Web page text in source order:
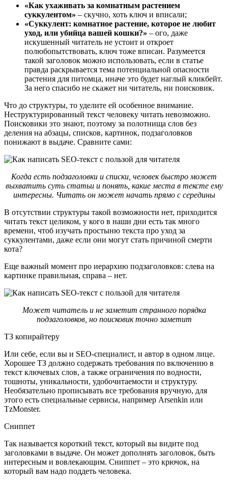
«Как ухаживать за комнатным растением
суккулентом» – скучно, хоть ключ и вписали;
«Суккулент: комнатное растение, которое не любит
уход, или убийца вашей кошки?» – ого, даже
искушенный читатель не устоит и откроет
полюбопытствовать, ключ тоже вписан. Разумеется
такой заголовок можно использовать, если в статье
правда раскрывается тема потенциальной опасности
растения для питомца, иначе это будет наглый кликбейт.
За него спасибо не скажет ни читатель, ни поисковик.
Что до структуры, то уделите ей особенное внимание.
Неструктурированный текст человеку читать невозможно.
Поисковики это знают, поэтому за полотнища слов без
деления на абзацы, списков, картинок, подзаголовков
понижают в выдаче. Сравните сами:
Когда есть подзаголовки и списки, человек быстро может
выхватить суть статьи и понять, какие места в тексте ему
интересны. Читать он может начать прямо с середины
В отсутствии структуры такой возможности нет, приходится
читать текст целиком, у кого в наши дни есть так много
времени, чтоб изучать простыню текста про уход за
суккулентами, даже если они могут стать причиной смерти
кота?
Еще важный момент про иерархию подзаголовков: слева на
картинке правильная, справа – нет.
Может читатель и не заметит странного порядка
подзаголовков, но поисковик точно заметит
ТЗ копирайтеру
Или себе, если вы и SEО-специалист, и автор в одном лице.
Хорошее ТЗ должно содержать требования по включению в
текст ключевых слов, а также ограничения по водности,
тошноты, уникальности, удобочитаемости и структуру.
Необязательно прописывать все требования вручную, для
этого есть специальные сервисы, например Arsenkin или
TzMonster.
Сниппет
Так называется короткий текст, который вы видите под
заголовками в выдаче. Он может дополнять заголовок, быть
интересным и вовлекающим. Сниппет – это крючок, на
который вам надо поддеть человека.